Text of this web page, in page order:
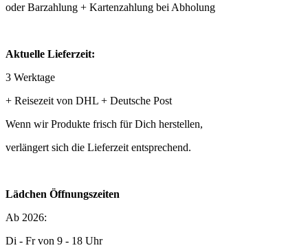
oder Barzahlung + Kartenzahlung bei Abholung
Aktuelle Lieferzeit:
3 Werktage
+ Reisezeit von DHL + Deutsche Post
Wenn wir Produkte frisch für Dich herstellen,
verlängert sich die Lieferzeit entsprechend.
Lädchen Öffnungszeiten
Ab 2026:
Di - Fr von 9 - 18 Uhr